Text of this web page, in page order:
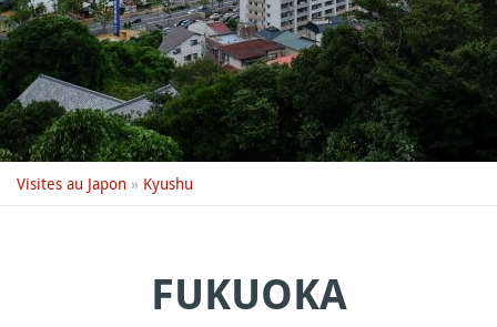
Visites au Japon » Kyushu
FUKUOKA